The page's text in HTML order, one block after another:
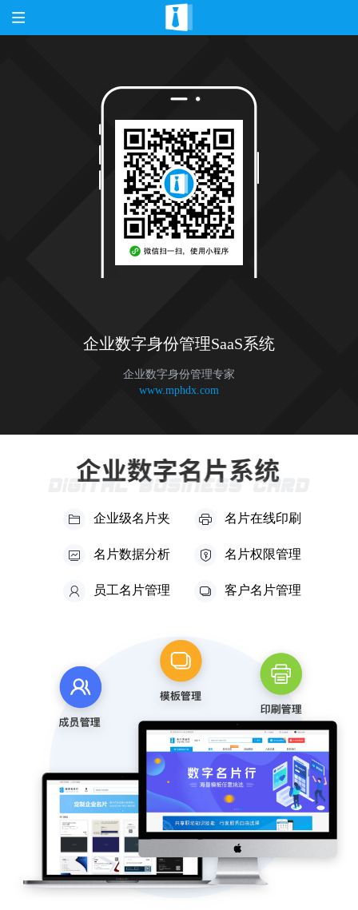
企业数字身份管理SaaS系统
企业数字身份管理专家
www.mphdx.com
企业级名片夹 名片在线印刷
名片数据分析 名片权限管理
员工名片管理 客户名片管理